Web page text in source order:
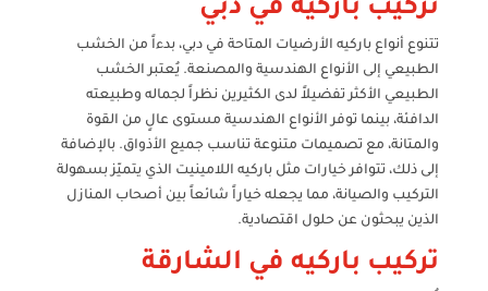
تركيب باركيه في دبي
تتنوع أنواع باركيه الأرضيات المتاحة في دبي، بدءاً من الخشب
الطبيعي إلى الأنواع الهندسية والمصنعة. يُعتبر الخشب
الطبيعي الأكثر تفضيلاً لدى الكثيرين نظراً لجماله وطبيعته
الدافئة، بينما توفر الأنواع الهندسية مستوى عالٍ من القوة
والمتانة، مع تصميمات متنوعة تناسب جميع الأذواق. بالإضافة
إلى ذلك، تتوافر خيارات مثل باركيه اللامينيت الذي يتميّز بسهولة
التركيب والصيانة، مما يجعله خياراً شائعاً بين أصحاب المنازل
الذين يبحثون عن حلول اقتصادية.
تركيب باركيه في الشارقة